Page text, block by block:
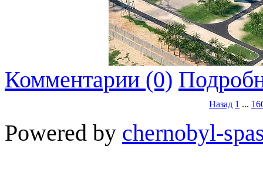
Комментарии (0)
Назад 1 ...
Powered by chernobyl-